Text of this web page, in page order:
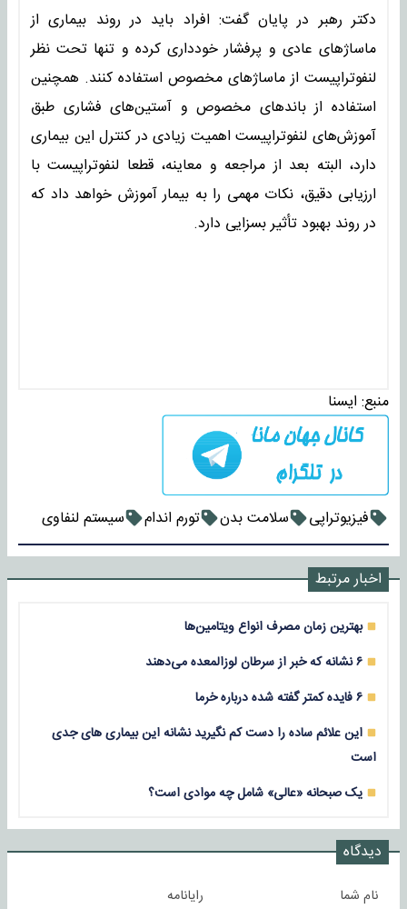
دکتر رهبر در پایان گفت: افراد باید در روند بیماری از
ماساژهای عادی و پرفشار خودداری کرده و تنها تحت نظر
لنفوتراپیست از ماساژهای مخصوص استفاده کنند. همچنین
استفاده از باندهای مخصوص و آستین‌های فشاری طبق
آموزش‌های لنفوتراپیست اهمیت زیادی در کنترل این بیماری
دارد، البته بعد از مراجعه و معاینه، قطعا لنفوتراپیست با
ارزیابی دقیق، نکات مهمی را به بیمار آموزش خواهد داد که
در روند بهبود تأثیر بسزایی دارد.
منبع: ايسنا
فیزیوتراپی سلامت بدن تورم اندام سیستم لنفاوی
اخبار مرتبط
بهترین زمان مصرف انواع ویتامین‌ها
۶ نشانه که خبر از سرطان لوزالمعده می‌دهند
۶ فایده کمتر گفته شده درباره خرما
این علائم ساده را دست کم نگیرید نشانه این بیماری های جدی
است
یک صبحانه «عالی» شامل چه موادی است؟
دیدگاه
نام شما رایانامه